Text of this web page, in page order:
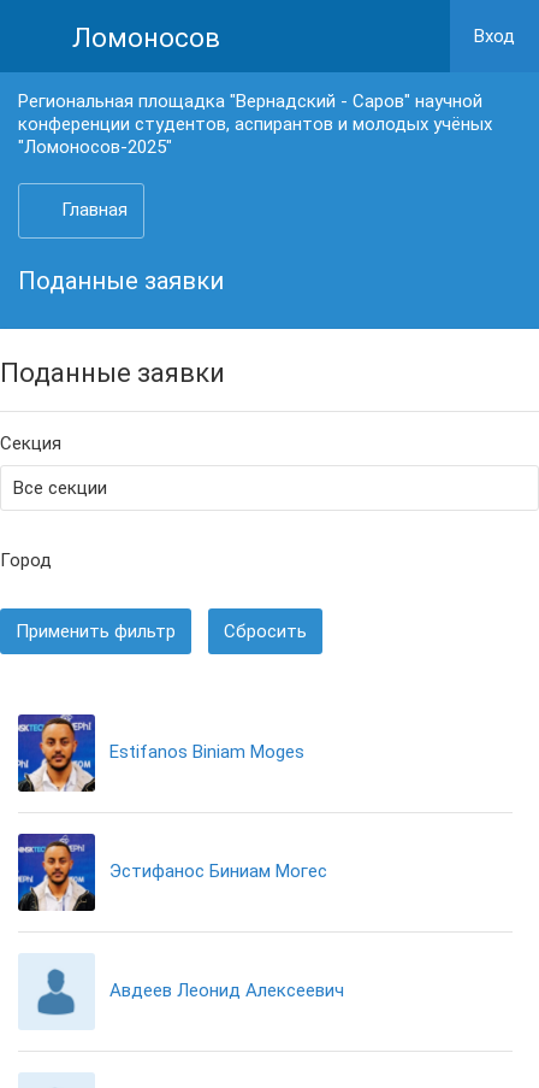
Ломоносов Вход
Региональная площадка "Вернадский - Саров" научной
конференции студентов, аспирантов и молодых учёных
"Ломоносов-2025"
Главная
Поданные заявки
Поданные заявки
Секция
Город
Применить фильтр Сбросить
Estifanos Biniam Moges
Эстифанос Биниам Могес
Авдеев Леонид Алексеевич